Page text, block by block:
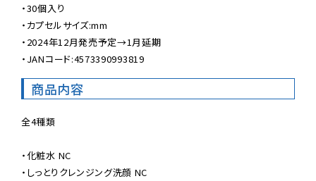
・30個入り
・カプセルサイズ:mm
・2024年12月発売予定→1月延期
・JANコード:4573390993819
商品内容
全4種類
・化粧水 NC
・しっとりクレンジング洗顔 NC